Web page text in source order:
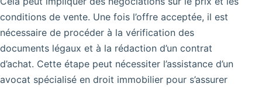
conditions de vente. Une fois l’offre acceptée, il est
nécessaire de procéder à la vérification des
documents légaux et à la rédaction d’un contrat
d’achat. Cette étape peut nécessiter l’assistance d’un
avocat spécialisé en droit immobilier pour s’assurer